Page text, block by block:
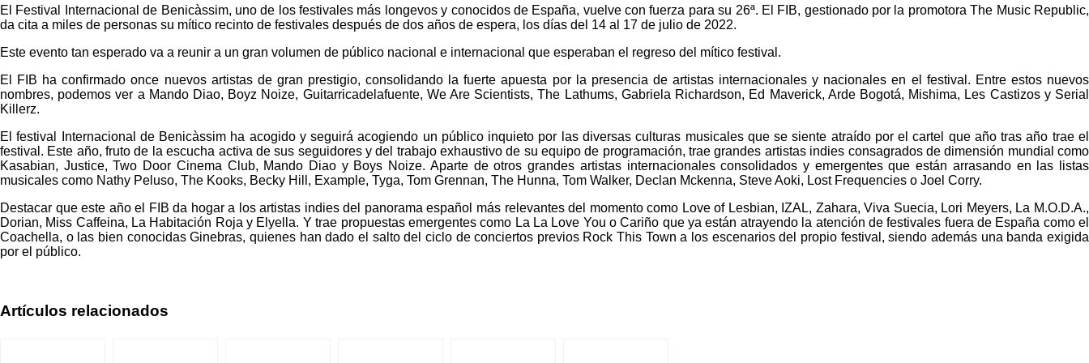
El Festival Internacional de Benicàssim, uno de los festivales más longevos y conocidos de España, vuelve con fuerza para su 26ª. El FIB, gestionado por la promotora The Music Republic,
da cita a miles de personas su mítico recinto de festivales después de dos años de espera, los días del 14 al 17 de julio de 2022.
Este evento tan esperado va a reunir a un gran volumen de público nacional e internacional que esperaban el regreso del mítico festival.
El FIB ha confirmado once nuevos artistas de gran prestigio, consolidando la fuerte apuesta por la presencia de artistas internacionales y nacionales en el festival. Entre estos nuevos
nombres, podemos ver a Mando Diao, Boyz Noize, Guitarricadelafuente, We Are Scientists, The Lathums, Gabriela Richardson, Ed Maverick, Arde Bogotá, Mishima, Les Castizos y Serial
Killerz.
El festival Internacional de Benicàssim ha acogido y seguirá acogiendo un público inquieto por las diversas culturas musicales que se siente atraído por el cartel que año tras año trae el
festival. Este año, fruto de la escucha activa de sus seguidores y del trabajo exhaustivo de su equipo de programación, trae grandes artistas indies consagrados de dimensión mundial como
Kasabian, Justice, Two Door Cinema Club, Mando Diao y Boys Noize. Aparte de otros grandes artistas internacionales consolidados y emergentes que están arrasando en las listas
musicales como Nathy Peluso, The Kooks, Becky Hill, Example, Tyga, Tom Grennan, The Hunna, Tom Walker, Declan Mckenna, Steve Aoki, Lost Frequencies o Joel Corry.
Destacar que este año el FIB da hogar a los artistas indies del panorama español más relevantes del momento como Love of Lesbian, IZAL, Zahara, Viva Suecia, Lori Meyers, La M.O.D.A.,
Dorian, Miss Caffeina, La Habitación Roja y Elyella. Y trae propuestas emergentes como La La Love You o Cariño que ya están atrayendo la atención de festivales fuera de España como el
Coachella, o las bien conocidas Ginebras, quienes han dado el salto del ciclo de conciertos previos Rock This Town a los escenarios del propio festival, siendo además una banda exigida
por el público.
Artículos relacionados